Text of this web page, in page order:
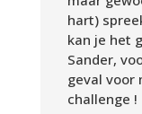
hart)
kan je het
Sander,
geval voor
challenge !